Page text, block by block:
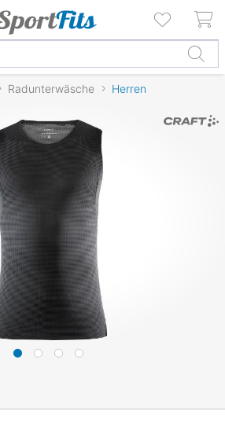
Radunterwäsche Herren